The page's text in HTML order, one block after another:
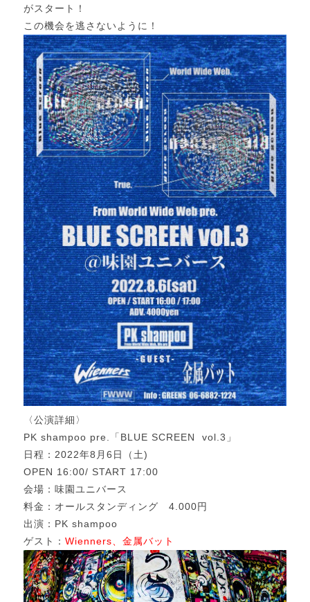
がスタート！
この機会を逃さないように！
〈公演詳細〉
PK shampoo pre.「BLUE SCREEN vol.3」
日程：2022年8月6日（土)
OPEN 16:00/ START 17:00
会場：味園ユニバース
料金：オールスタンディング 4.000円
出演：PK shampoo
ゲスト：Wienners、金属バット